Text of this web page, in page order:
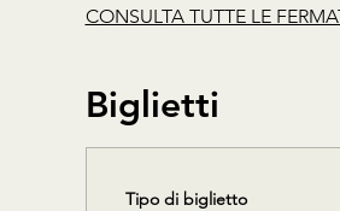
CONSULTA TUTTE LE
Biglietti
Tipo di biglietto